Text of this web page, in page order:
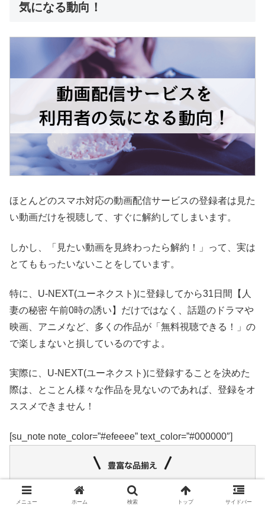
気になる動向！
ほとんどのスマホ対応の動画配信サービスの登録者は見た
い動画だけを視聴して、すぐに解約してしまいます。
しかし、「見たい動画を見終わったら解約！」って、実は
とてももったいないことをしています。
特に、U-NEXT(ユーネクスト)に登録してから31日間【人
妻の秘密 午前0時の誘い】だけではなく、話題のドラマや
映画、アニメなど、多くの作品が「無料視聴できる！」の
で楽しまないと損しているのですよ。
実際に、U-NEXT(ユーネクスト)に登録することを決めた
際は、とことん様々な作品を見ないのであれば、登録をオ
ススメできません！
[su_note note_color=”#efeeee” text_color=”#000000″]
メニュー ホーム 検索 トップ サイドバー